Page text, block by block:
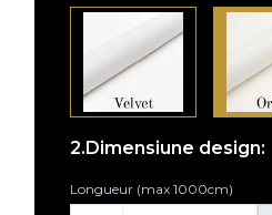
Dimensiune design:
Longueur (max 1000cm)